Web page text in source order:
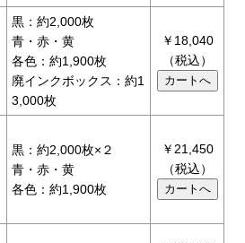
黒：約2,000枚
青・赤・黄
各色：約1,900枚
廃インクボックス：約1
3,000枚
￥18,040
（税込）
黒：約2,000枚×２
青・赤・黄
各色：約1,900枚
￥21,450
（税込）